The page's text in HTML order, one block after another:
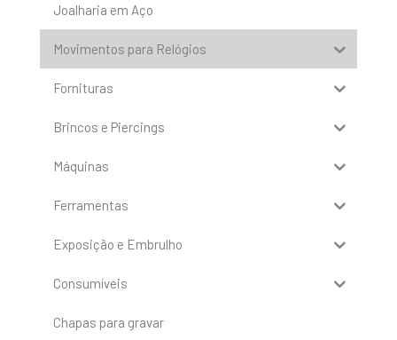
Joalharia em Aço
Movimentos para Relógios
Fornituras
Brincos e Piercings
Máquinas
Ferramentas
Exposição e Embrulho
Consumíveis
Chapas para gravar